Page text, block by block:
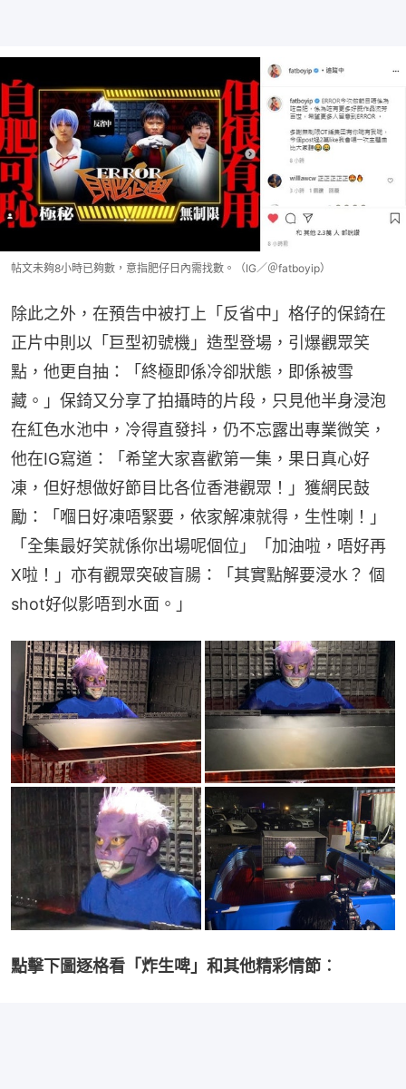
帖文未夠8小時已夠數，意指肥仔日內需找數。（IG／＠fatboyip）
除此之外，在預告中被打上「反省中」格仔的保錡在
正片中則以「巨型初號機」造型登場，引爆觀眾笑
點，他更自抽：「終極即係冷卻狀態，即係被雪
藏。」保錡又分享了拍攝時的片段，只見他半身浸泡
在紅色水池中，冷得直發抖，仍不忘露出專業微笑，
他在IG寫道：「希望大家喜歡第一集，果日真心好
凍，但好想做好節目比各位香港觀眾！」獲網民鼓
勵：「嗰日好凍唔緊要，依家解凍就得，生性喇！」
「全集最好笑就係你出場呢個位」「加油啦，唔好再
X啦！」亦有觀眾突破盲腸：「其實點解要浸水？ 個
shot好似影唔到水面。」
點擊下圖逐格看「炸生啤」和其他精彩情節︰